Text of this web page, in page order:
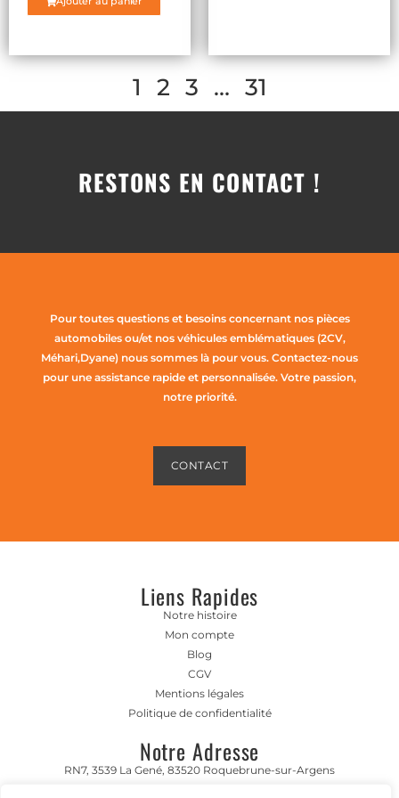
1 2 3 … 31
RESTONS EN CONTACT !
Pour toutes questions et besoins concernant nos pièces
automobiles ou/et nos véhicules emblématiques (2CV,
Méhari,Dyane) nous sommes là pour vous. Contactez-nous
pour une assistance rapide et personnalisée. Votre passion,
notre priorité.
CONTACT
Liens Rapides
Notre histoire
Mon compte
Blog
CGV
Mentions légales
Politique de confidentialité
Notre Adresse
RN7, 3539 La Gené, 83520 Roquebrune-sur-Argens